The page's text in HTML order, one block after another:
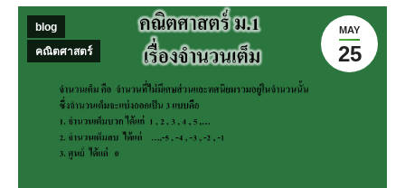
MAY
25
blog
คณิตศาสตร์